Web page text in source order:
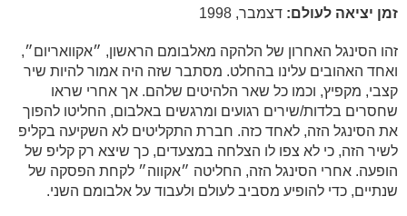
זמן יציאה לעולם: דצמבר, 1998
זהו הסינגל האחרון של הלהקה מאלבומם הראשון, ״אקוואריום״,
ואחד האהובים עלינו בהחלט. מסתבר שזה היה אמור להיות שיר
קצבי, מקפיץ, וכמו כל שאר הלהיטים שלהם. אך אחרי שראו
שחסרים בלדות/שירים רגועים ומרגשים באלבום, החליטו להפוך
את הסינגל הזה, לאחד כזה. חברת התקליטים לא השקיעה בקליפ
לשיר הזה, כי לא צפו לו הצלחה במצעדים, כך שיצא רק קליפ של
הופעה. אחרי הסינגל הזה, החליטה ״אקווה״ לקחת הפסקה של
שנתיים, כדי להופיע מסביב לעולם ולעבוד על אלבומם השני.